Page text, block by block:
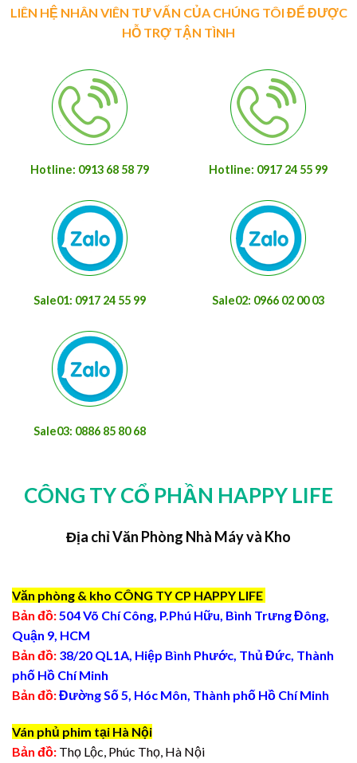
LIÊN HỆ NHÂN VIÊN TƯ VẤN CỦA CHÚNG TÔI ĐỂ ĐƯỢC
HỖ TRỢ TẬN TÌNH
Hotline: 0913 68 58 79 Hotline: 0917 24 55 99
Sale01: 0917 24 55 99 Sale02: 0966 02 00 03
Sale03: 0886 85 80 68
CÔNG TY CỔ PHẦN HAPPY LIFE
Địa chỉ Văn Phòng Nhà Máy và Kho
Văn phòng & kho CÔNG TY CP HAPPY LIFE
Bản đồ:504 Võ Chí Công, P.Phú Hữu, Bình Trưng Đông,
Quận 9, HCM
Bản đồ: 38/20 QL1A, Hiệp Bình Phước, Thủ Đức, Thành
phố Hồ Chí Minh
Bản đồ:Đường Số 5, Hóc Môn, Thành phố Hồ Chí Minh
Ván phủ phim tại Hà Nội
Bản đồ: Thọ Lộc, Phúc Thọ, Hà Nội